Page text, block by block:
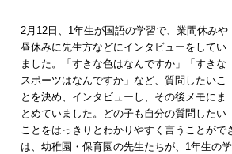
2月12日、1年生が国語の学習で、業間休みや
昼休みに先生方などにインタビューをしてい
ました。「すきな色はなんですか」「すきな
スポーツはなんですか」など、質問したいこ
とを決め、インタビューし、その後メモにま
とめていました。どの子も自分の質問したい
ことをはっきりとわかりやすく言うことがで
は、幼稚園・保育園の先生たちが、1年生の